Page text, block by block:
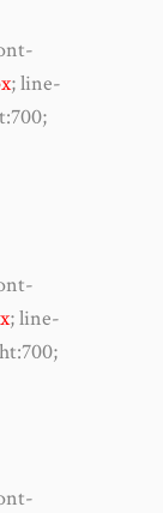
;line-
;line-